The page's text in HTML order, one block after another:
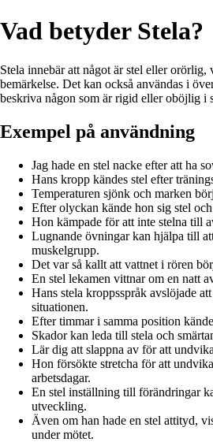
Vad betyder Stela?
Stela innebär att något är stel eller
bemärkelse. Det kan också användas i
beskriva någon som är rigid eller oböjlig i
Exempel på användning
Jag hade en stel nacke efter att ha
Hans kropp kändes stel efter
Temperaturen sjönk och marken
Efter olyckan kände hon sig stel
Hon kämpade för att inte stelna till
Lugnande övningar kan hjälpa till
muskelgrupp.
Det var så kallt att vattnet i rören
En stel lekamen vittnar om en natt
Hans stela kroppsspråk avslöjade
situationen.
Efter timmar i samma position
Skador kan leda till stela och
Lär dig att slappna av för att
Hon försökte stretcha för att
arbetsdagar.
En stel inställning till förändringar
utveckling.
Även om han hade en stel attityd,
under mötet.